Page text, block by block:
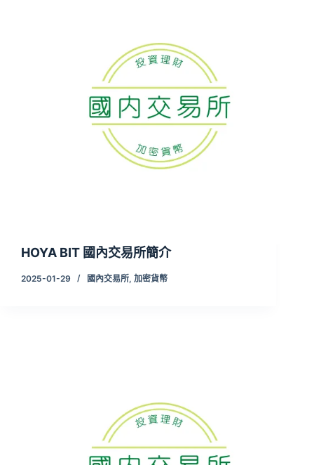
HOYA BIT 國內交易所簡介
2025-01-29 國內交易所, 加密貨幣